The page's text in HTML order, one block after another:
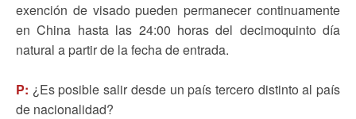
exención de visado pueden permanecer continuamente
en China hasta las 24:00 horas del decimoquinto día
natural a partir de la fecha de entrada.
P: ¿Es posible salir desde un país tercero distinto al país
de nacionalidad?